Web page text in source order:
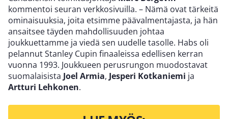
kommentoi seuran verkkosivuilla. – Nämä ovat tärkeitä
ominaisuuksia, joita etsimme päävalmentajasta, ja hän
ansaitsee täyden mahdollisuuden johtaa
joukkuettamme ja viedä sen uudelle tasolle. Habs oli
pelannut Stanley Cupin finaaleissa edellisen kerran
vuonna 1993. Joukkueen perusrungon muodostavat
suomalaisista Joel Armia, Jesperi Kotkaniemi ja
Artturi Lehkonen.